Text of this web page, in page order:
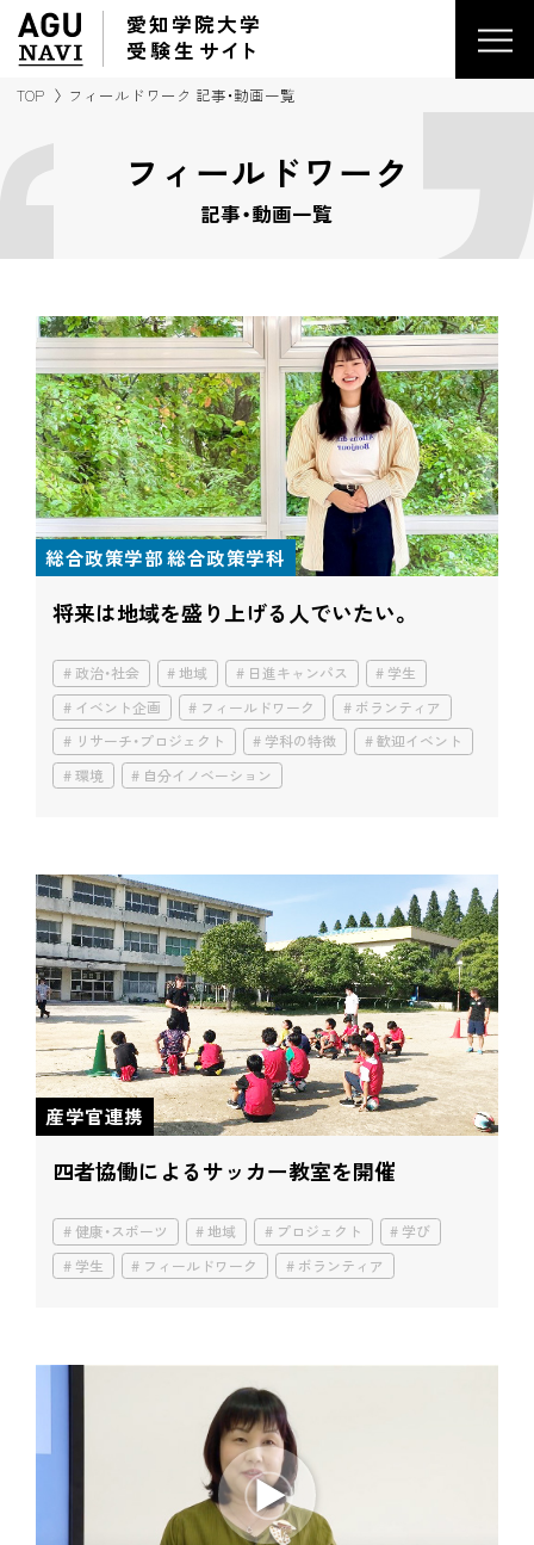
愛知学院大学
受験生 サイ ト
TOP フィールドワーク 記事・動画一覧
フィールドワーク
記事・動画一覧
総合政策学部 総合政策学科
将来は地域を盛り上げる人でいたい。
政治・社会 地域 日進キャンパス
学生
イベント企画
フィールドワーク
ボランティア
リサーチ・プロジェクト
学科の特徴
歓迎イベント
環境
自分イノベーション
産学官連携
四者協働によるサッカー教室を開催
健康・スポーツ 地域 プロジェクト
学び
学生
フィールドワーク ボランティア